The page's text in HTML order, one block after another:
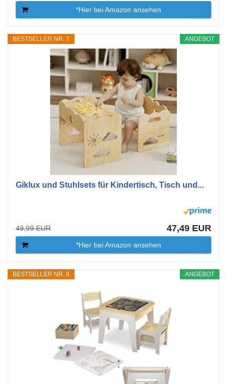
*Hier bei Amazon ansehen
ANGEBOT
BESTSELLER NR. 7
Giklux und Stuhlsets für Kindertisch, Tisch und...
49,99 EUR 47,49 EUR
*Hier bei Amazon ansehen
ANGEBOT
BESTSELLER NR. 8